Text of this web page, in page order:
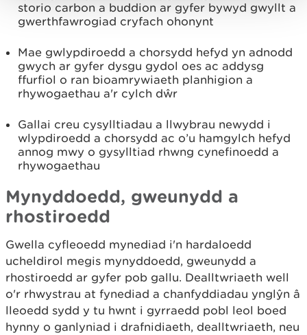
storio carbon a buddion ar gyfer bywyd gwyllt a
gwerthfawrogiad cryfach ohonynt
Mae gwlypdiroedd a chorsydd hefyd yn adnodd
gwych ar gyfer dysgu gydol oes ac addysg
ffurfiol o ran bioamrywiaeth planhigion a
rhywogaethau a'r cylch dŵr
Gallai creu cysylltiadau a llwybrau newydd i
wlypdiroedd a chorsydd ac o’u hamgylch hefyd
annog mwy o gysylltiad rhwng cynefinoedd a
rhywogaethau
Mynyddoedd, gweunydd a
rhostiroedd
Gwella cyfleoedd mynediad i'n hardaloedd
ucheldirol megis mynyddoedd, gweunydd a
rhostiroedd ar gyfer pob gallu. Dealltwriaeth well
o'r rhwystrau at fynediad a chanfyddiadau ynglŷn â
lleoedd sydd y tu hwnt i gyrraedd pobl leol boed
hynny o ganlyniad i drafnidiaeth, dealltwriaeth, neu